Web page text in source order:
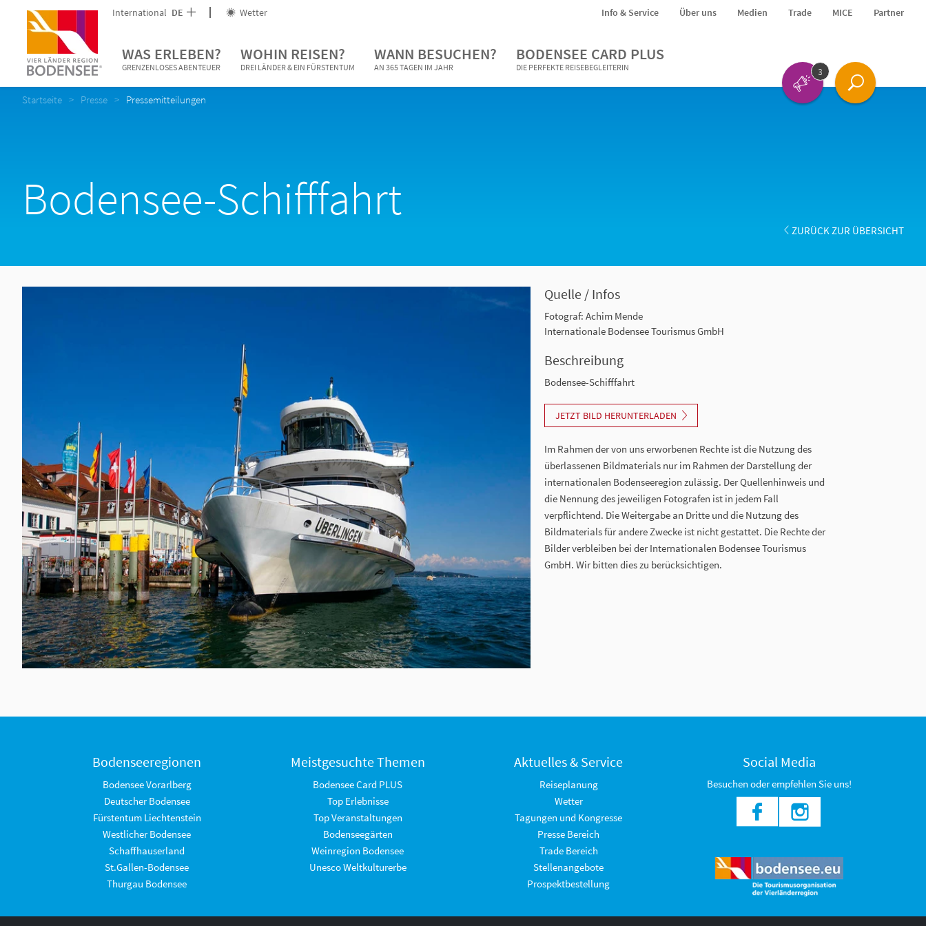
International DE Wetter Info & Service Über uns Medien Trade MICE Partner
WAS ERLEBEN?
GRENZENLOSES ABENTEUER
WOHIN REISEN?
DREI LÄNDER & EIN FÜRSTENTUM
WANN BESUCHEN?
AN 365 TAGEN IM JAHR
BODENSEE CARD PLUS
DIE PERFEKTE REISEBEGLEITERIN 3
Startseite Presse Pressemitteilungen
Bodensee-Schifffahrt
ZURÜCK ZUR ÜBERSICHT
Quelle / Infos
Fotograf: Achim Mende
Internationale Bodensee Tourismus GmbH
Beschreibung
Bodensee-Schifffahrt
JETZT BILD HERUNTERLADEN
Im Rahmen der von uns erworbenen Rechte ist die Nutzung des
überlassenen Bildmaterials nur im Rahmen der Darstellung der
internationalen Bodenseeregion zulässig. Der Quellenhinweis und
die Nennung des jeweiligen Fotografen ist in jedem Fall
verpflichtend. Die Weitergabe an Dritte und die Nutzung des
Bildmaterials für andere Zwecke ist nicht gestattet. Die Rechte der
Bilder verbleiben bei der Internationalen Bodensee Tourismus
GmbH. Wir bitten dies zu berücksichtigen.
Bodenseeregionen
Bodensee Vorarlberg
Deutscher Bodensee
Fürstentum Liechtenstein
Westlicher Bodensee
Schaffhauserland
St.Gallen-Bodensee
Thurgau Bodensee
Meistgesuchte Themen
Bodensee Card PLUS
Top Erlebnisse
Top Veranstaltungen
Bodenseegärten
Weinregion Bodensee
Unesco Weltkulturerbe
Aktuelles & Service
Reiseplanung
Wetter
Tagungen und Kongresse
Presse Bereich
Trade Bereich
Stellenangebote
Prospektbestellung
Social Media
Besuchen oder empfehlen Sie uns!